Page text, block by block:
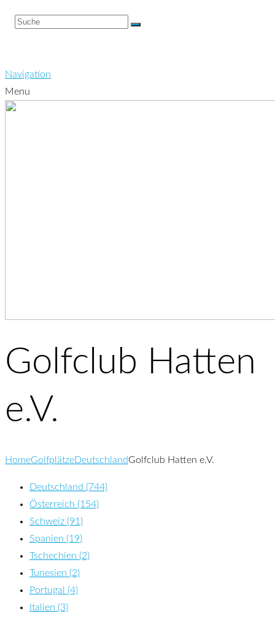
Navigation
Menu
Golfclub Hatten
e.V.
HomeGolfplätzeDeutschlandGolfclub Hatten e.V.
Deutschland (744)
Österreich (154)
Schweiz (91)
Spanien (19)
Tschechien (2)
Tunesien (2)
Portugal (4)
Italien (3)